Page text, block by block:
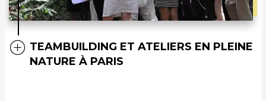
TEAMBUILDING ET ATELIERS EN PLEINE
NATURE À PARIS